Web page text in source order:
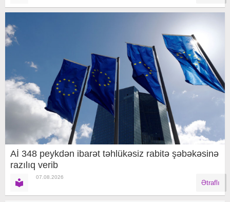
Aİ 348 peykdən ibarət təhlükəsiz rabitə şəbəkəsinə
razılıq verib
07.08.2026
Ətraflı